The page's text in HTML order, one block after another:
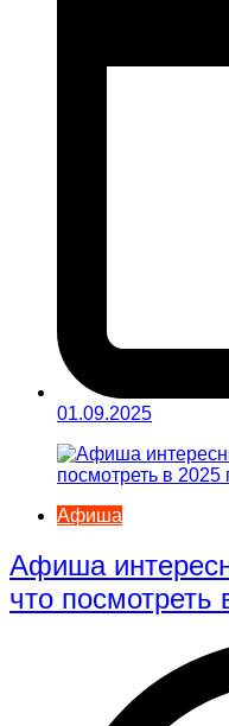
01.09.2025
Афиша
Афиша
что посмотреть